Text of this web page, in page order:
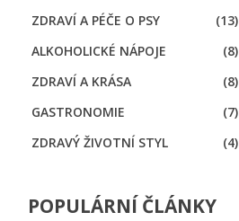
ZDRAVÍ A PÉČE O PSY
(13)
ALKOHOLICKÉ NÁPOJE
(8)
ZDRAVÍ A KRÁSA
(8)
GASTRONOMIE
(7)
ZDRAVÝ ŽIVOTNÍ STYL
(4)
POPULÁRNÍ ČLÁNKY